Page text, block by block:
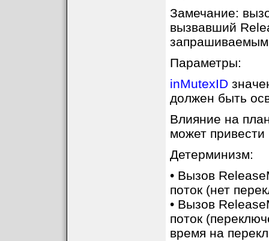
Замечание:
вызвавший
Параметры:
inMutexID
должен быть
Влияние на
может привести
Детерминизм:
• Вызов
поток (нет
• Вызов
поток
время на